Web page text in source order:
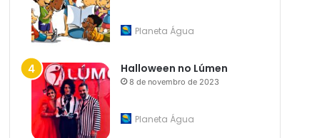
Planeta Água
Halloween no Lúmen
8 de novembro de 2023
Planeta Água